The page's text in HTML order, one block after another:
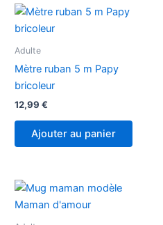
Adulte
Mètre ruban 5 m Papy
bricoleur
12,99 €
Ajouter au panier
produit